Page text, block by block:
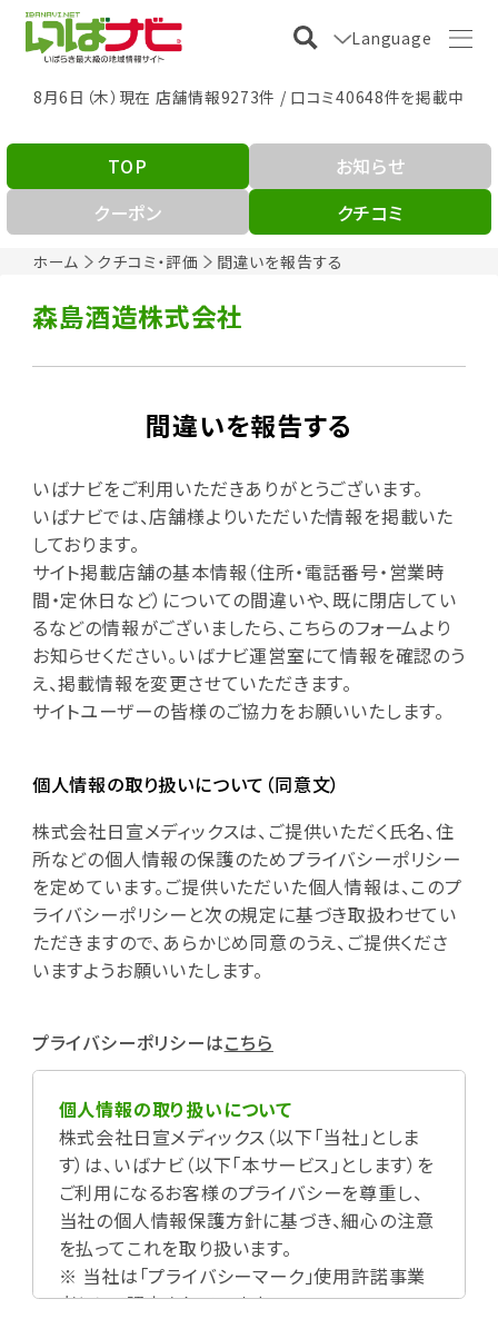
Language
8月6日（木）現在 店舗情報9273件 / 口コミ40648件を掲載中
ホーム クチコミ・評価 間違いを報告する
TOP
お知らせ
クーポン
クチコミ
森島酒造株式会社
間違いを報告する
いばナビをご利用いただきありがとうございます。
いばナビでは、店舗様よりいただいた情報を掲載いた
しております。
サイト掲載店舗の基本情報（住所・電話番号・営業時
間・定休日など）についての間違いや、既に閉店してい
るなどの情報がございましたら、こちらのフォームより
お知らせください。いばナビ運営室にて情報を確認のう
え、掲載情報を変更させていただきます。
サイトユーザーの皆様のご協力をお願いいたします。
個人情報の取り扱いについて（同意文）
株式会社日宣メディックスは、ご提供いただく氏名、住
所などの個人情報の保護のためプライバシーポリシー
を定めています。ご提供いただいた個人情報は、このプ
ライバシーポリシーと次の規定に基づき取扱わせてい
ただきますので、あらかじめ同意のうえ、ご提供くださ
いますようお願いいたします。
プライバシーポリシーはこちら
個人情報の取り扱いについて
株式会社日宣メディックス（以下「当社」としま
す）は、いばナビ（以下「本サービス」とします）を
ご利用になるお客様のプライバシーを尊重し、
当社の個人情報保護方針に基づき、細心の注意
を払ってこれを取り扱います。
※ 当社は「プライバシーマーク」使用許諾事業
者として認定されています。